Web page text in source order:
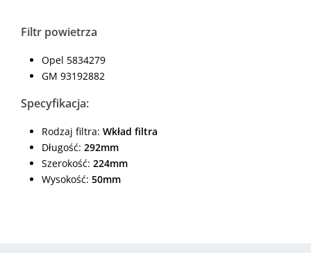
Filtr powietrza
Opel 5834279
GM 93192882
Specyfikacja:
Rodzaj filtra: Wkład filtra
Długość: 292mm
Szerokość: 224mm
Wysokość: 50mm